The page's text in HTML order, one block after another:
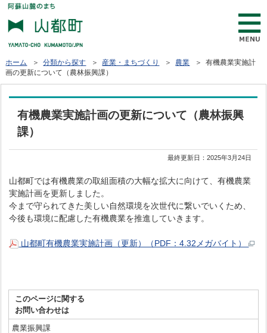
ホーム ＞分類から探す ＞ 産業・まちづくり ＞ 農業 ＞ 有機農業実施計
画の更新について（農林振興課）
有機農業実施計画の更新について（農林振興
課）
最終更新日：2025年3月24日
山都町では有機農業の取組面積の大幅な拡大に向けて、有機農業
実施計画を更新しました。
今まで守られてきた美しい自然環境を次世代に繋いでいくため、
今後も環境に配慮した有機農業を推進していきます。
山都町有機農業実施計画（更新）（PDF：4.32メガバイト）
このページに関する
お問い合わせは
農業振興課